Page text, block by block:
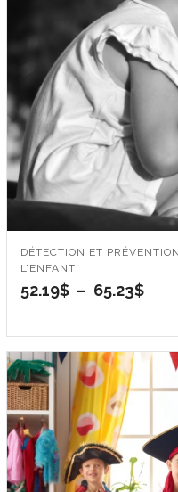
DÉTECTION ET
L’ENFANT
52.19$ – 65.23$